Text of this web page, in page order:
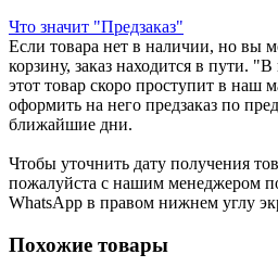
Что значит "Предзаказ"
Если товара нет в наличии, но вы
корзину, заказ находится в пути.
этот товар скоро проступит в наш
оформить на него предзаказ по
ближайшие дни.
Чтобы уточнить дату получения
пожалуйста с нашим менеджером
WhatsApp в правом нижнем углу
Похожие товары